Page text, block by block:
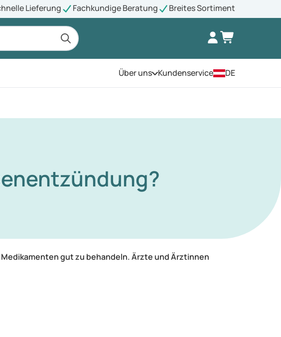
Lieferung Fachkundige Beratung Breites Sortiment
Über unsÖffnen Sie das Menü
Kundenservice DE
gut zu behandeln. Ärzte und Ärztinnen